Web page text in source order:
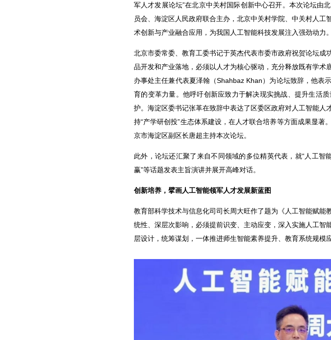
军人才发展论坛”在北京中关村国际创新中心召开。本次论坛由
员会、海淀区人民政府联合主办，北京中关村学院、中关村人
术创新与产业融合应用，为我国人工智能科技发展注入强劲动力。
北京市委常委、教育工委书记于英杰代表市委市政府祝贺论坛
品开发和产业落地，必须以人才为核心驱动，充分释放既有学
办事处主任兼代表夏泽翰（Shahbaz Khan）为论坛致辞，他表
育的变革力量。他呼吁创新应致力于解决现实挑战、提升生活
护。海淀区委书记张革在致辞中表达了区委区政府对人工智能
持“产学研创投”生态体系建设，在人才联合培养等方面成果显
京市海淀区副区长唐超主持本次论坛。
此外，论坛还汇聚了来自不同领域的多位精英代表，就“人工智
赢”等话题发表主旨演讲并展开高峰对话。
创新培养，擘画人工智能领军人才发展新蓝图
教育部科学技术与信息化司司长周大旺作了题为《人工智能赋
统性、深层次影响，必须提前识变、主动应变，深入实施人工
层设计，统筹谋划，一体推进师生智能素养提升、教育系统规模